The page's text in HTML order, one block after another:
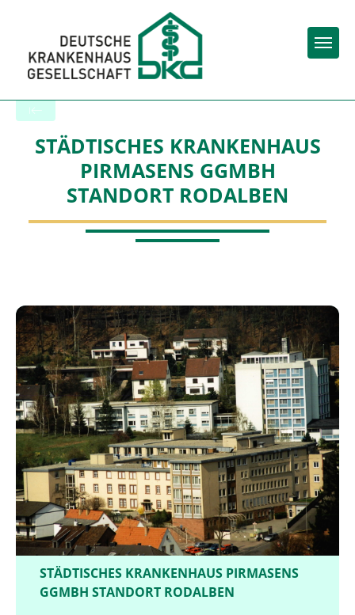
STÄDTISCHES KRANKENHAUS
PIRMASENS GGMBH
STANDORT RODALBEN
STÄDTISCHES KRANKENHAUS PIRMASENS
GGMBH STANDORT RODALBEN